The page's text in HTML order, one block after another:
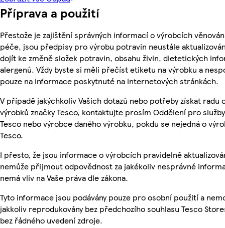
Příprava a použití
Přestože je zajištění správných informací o výrobcích
péče, jsou předpisy pro výrobu potravin neustále
dojít ke změně složek potravin, obsahu živin, dietetických
alergenů. Vždy byste si měli přečíst etiketu na výrobku a
pouze na informace poskytnuté na internetových stránkách.
V případě jakýchkoliv Vašich dotazů nebo potřeby získat radu
výrobků značky Tesco, kontaktujte prosím Oddělení pro
Tesco nebo výrobce daného výrobku, pokdu se nejedná o
Tesco.
I přesto, že jsou informace o výrobcích pravidelně
nemůže přijmout odpovědnost za jakékoliv nesprávné
nemá vliv na Vaše práva dle zákona.
Tyto informace jsou podávány pouze pro osobní použití a
jakkoliv reprodukovány bez předchozího souhlasu Tesco
bez řádného uvedení zdroje.